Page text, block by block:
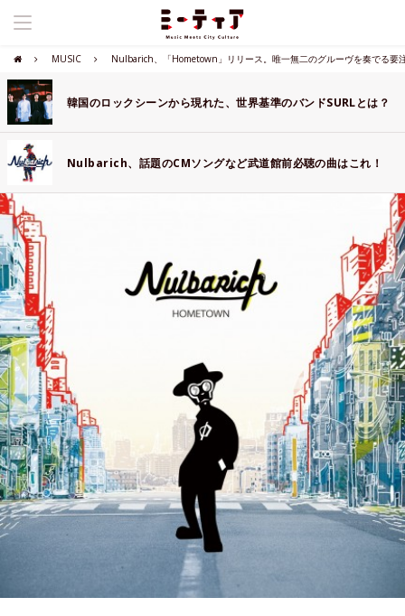
MUSIC Nulbarich、「Hometown」リリース。唯一無二のグルーヴを奏でる要
韓国のロックシーンから現れた、世界基準のバンドSURLとは？
Nulbarich、話題のCMソングなど武道館前必聴の曲はこれ！